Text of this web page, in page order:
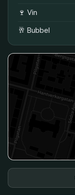
🍷 Vin
🥂 Bubbel